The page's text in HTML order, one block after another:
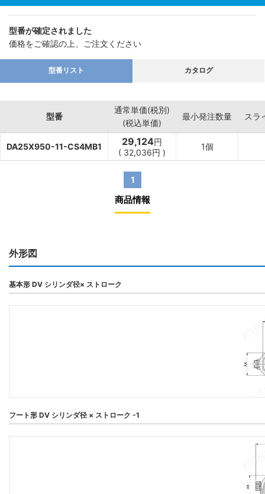
型番が確定されました
価格をご確認の上、ご注文ください
型番リスト カタログ
型番
通常単価(税別)
(税込単価)
最小発注数量 スラ
DA25X950-11-CS4MB1 29,124円
( 32,036円 )
1個
1
商品情報
外形図
基本形 DV シリンダ径× ストローク
フート形 DV シリンダ径 × ストローク -1